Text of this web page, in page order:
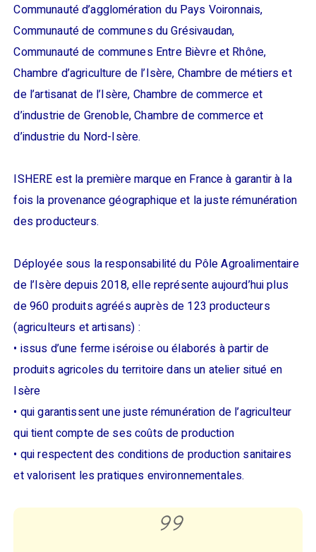
Communauté d’agglomération du Pays Voironnais,
Communauté de communes du Grésivaudan,
Communauté de communes Entre Bièvre et Rhône,
Chambre d’agriculture de l’Isère, Chambre de métiers et
de l’artisanat de l’Isère, Chambre de commerce et
d’industrie de Grenoble, Chambre de commerce et
d’industrie du Nord-Isère.
ISHERE est la première marque en France à garantir à la
fois la provenance géographique et la juste rémunération
des producteurs.
Déployée sous la responsabilité du Pôle Agroalimentaire
de l’Isère depuis 2018, elle représente aujourd’hui plus
de 960 produits agréés auprès de 123 producteurs
(agriculteurs et artisans) :
• issus d’une ferme iséroise ou élaborés à partir de
produits agricoles du territoire dans un atelier situé en
Isère
• qui garantissent une juste rémunération de l’agriculteur
qui tient compte de ses coûts de production
• qui respectent des conditions de production sanitaires
et valorisent les pratiques environnementales.